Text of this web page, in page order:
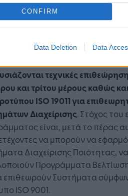
CONFIRM
Data Deletion Data
9001:2015 - Επιθεωρητές/
Συστημάτων
- Διάρκεια
τεχνικές
και τρίτου μέρους καθώς
ISO 19011 για
Διαχείρισης. Στόχος του
είναι, μετά το πέρας
να μπορούν να
Διαχείρισης Ποιότητας,
Προγράμματα
επιθεωρούν Συστήματα
ISO 9001.
Η Τεχνητή
λειτουργικό
επιχείρησης